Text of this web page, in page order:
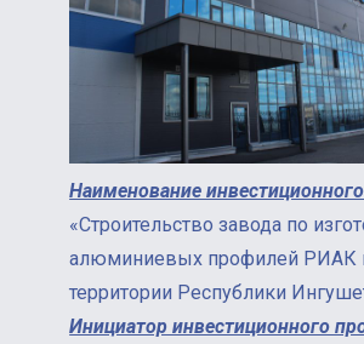
Наименование
«Строительство завода по
алюминиевых профилей РИАК
территории Республики
Инициатор инвестиционного